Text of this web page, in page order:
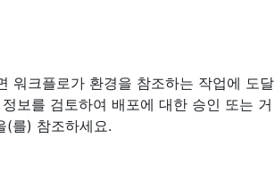
워크플로가 환경을 참조하는 작업에 도달
보를 검토하여 배포에 대한 승인 또는 거
(를) 참조하세요.